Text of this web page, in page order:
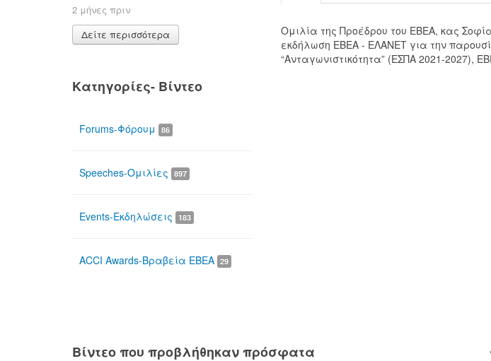
00:00
00:00
Ομιλία της Προέδρου του ΕΒΕΑ, κας
εκδήλωση ΕΒΕΑ - ΕΛΑΝΕΤ για την
“Ανταγωνιστικότητα” (ΕΣΠΑ 2021-2027),
2 μήνες πριν
Δείτε περισσότερα
Κατηγορίες- Βίντεο
Forums-Φόρουμ 86
Speeches-Ομιλίες 897
Events-Εκδηλώσεις 183
ACCI Awards-Βραβεία ΕΒΕΑ 29
Βίντεο που προβλήθηκαν πρόσφατα